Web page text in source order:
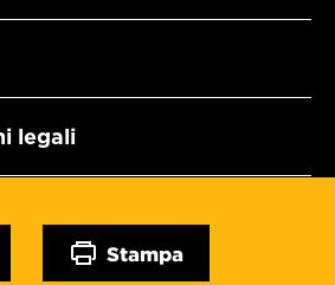
legali
Stampa